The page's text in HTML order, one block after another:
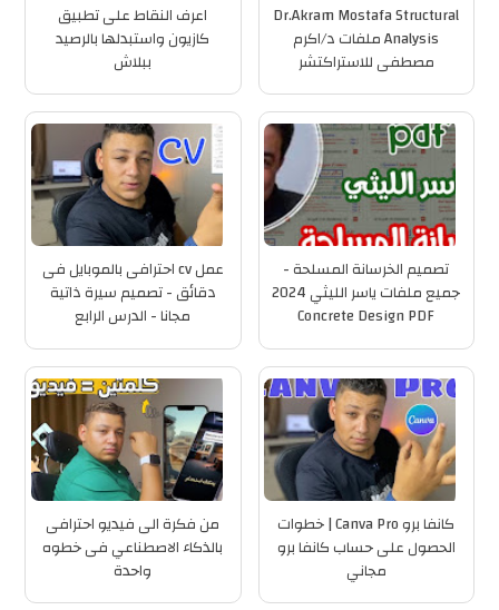
Dr.Akram Mostafa Structural
Analysis ملفات د/اكرم
مصطفى للاستراكتشر
اعرف النقاط على تطبيق
كازيون واستبدلها بالرصيد
ببلاش
تصميم الخرسانة المسلحة -
جميع ملفات ياسر الليثي 2024
Concrete Design PDF
عمل cv احترافى بالموبايل فى
دقائق - تصميم سيرة ذاتية
مجانا - الدرس الرابع
كانفا برو Canva Pro | خطوات
الحصول على حساب كانفا برو
مجاني
من فكرة الى فيديو احترافى
بالذكاء الاصطناعي فى خطوه
واحدة